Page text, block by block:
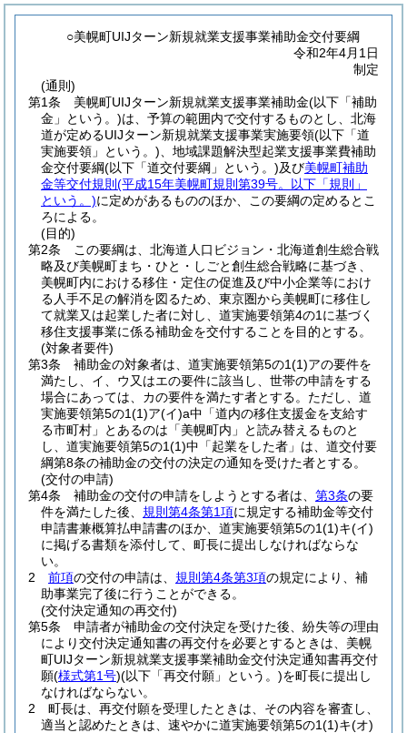
○美幌町UIJターン新規就業支援事業補助金交付要綱
令和2年4月1日
制定
(通則)
第1条
美幌町UIJターン新規就業支援事業補助金(以下「補助
金」という。)は、予算の範囲内で交付するものとし、北海
道が定めるUIJターン新規就業支援事業実施要領(以下「道
実施要領」という。) 、地域課題解決型起業支援事業費補助
金交付要綱(以下「道交付要綱」という。)及び美幌町補助
金等交付規則 (平成15年美幌町規則第39号。以下「規則」
という。)に定めがあるもののほか、この要綱の定めるとこ
ろによる。
(目的)
第2条
この要綱は、北海道人口ビジョン・北海道創生総合戦
略及び美幌町まち・ひと・しごと創生総合戦略に基づき、
美幌町内における移住・定住の促進及び中小企業等におけ
る人手不足の解消を図るため、東京圏から美幌町に移住し
て就業又は起業した者に対し、道実施要領第4の1に基づく
移住支援事業に係る補助金を交付することを目的とする。
(対象者要件)
第3条
補助金の対象者は、道実施要領第5の1(1)アの要件を
満たし、イ、ウ又はエの要件に該当し、世帯の申請をする
場合にあっては、カの要件を満たす者とする。 ただし、道
実施要領第5の1(1)ア(イ)a中「道内の移住支援金を支給す
る市町村」とあるのは「美幌町内」と読み替えるものと
し、道実施要領第5の1(1)中「起業をした者」は、道交付要
綱第8条の補助金の交付の決定の通知を受けた者とする。
(交付の申請)
第4条
補助金の交付の申請をしようとする者は、 第3条の要
件を満たした後、 規則第4条第1項に規定する補助金等交付
申請書兼概算払申請書のほか、道実施要領第5の1(1)キ(イ)
に掲げる書類を添付して、町長に提出しなければならな
い。
2
前項の交付の申請は、 規則第4条第3項の規定により、補
助事業完了後に行うことができる。
(交付決定通知の再交付)
第5条
申請者が補助金の交付決定を受けた後、紛失等の理由
により交付決定通知書の再交付を必要とするときは、美幌
町UIJターン新規就業支援事業補助金交付決定通知書再交付
願(様式第1号)(以下「再交付願」という。)を町長に提出し
なければならない。
2
町長は、再交付願を受理したときは、その内容を審査し、
適当と認めたときは、速やかに道実施要領第5の1(1)キ(オ)